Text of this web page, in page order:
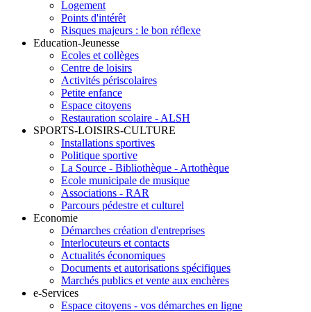
Logement
Points d'intérêt
Risques majeurs : le bon réflexe
Education-Jeunesse
Ecoles et collèges
Centre de loisirs
Activités périscolaires
Petite enfance
Espace citoyens
Restauration scolaire - ALSH
SPORTS-LOISIRS-CULTURE
Installations sportives
Politique sportive
La Source - Bibliothèque - Artothèque
Ecole municipale de musique
Associations - RAR
Parcours pédestre et culturel
Economie
Démarches création d'entreprises
Interlocuteurs et contacts
Actualités économiques
Documents et autorisations spécifiques
Marchés publics et vente aux enchères
e-Services
Espace citoyens - vos démarches en ligne